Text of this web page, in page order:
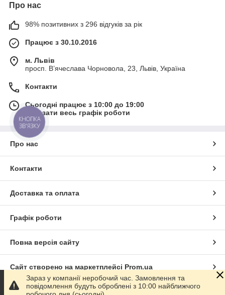
Про нас
98% позитивних з 296 відгуків за рік
Працює з 30.10.2016
м. Львів
просп. В’ячеслава Чорновола, 23, Львів, Україна
Контакти
Сьогодні працює з 10:00 до 19:00
Показати весь графік роботи
Про нас
Контакти
Доставка та оплата
Графік роботи
Повна версія сайту
Сайт створено на маркетплейсі Prom.ua
Політика конфіденційності
Зараз у компанії неробочий час. Замовлення та
повідомлення будуть оброблені з 10:00 найближчого
КНОПКА
ЗВ'ЯЗКУ